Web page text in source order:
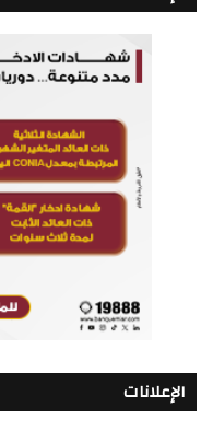
الإعلانات